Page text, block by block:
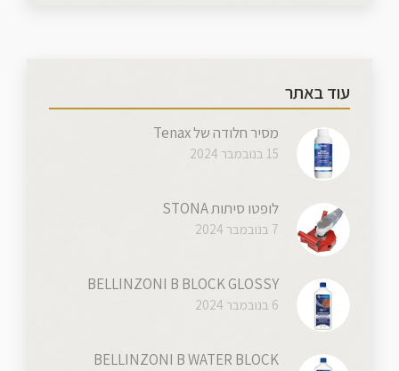
עוד באתר
מסיר חלודה של Tenax
15 בנובמבר 2024
לופטו סיתות STONA
7 בנובמבר 2024
BELLINZONI B BLOCK GLOSSY
6 בנובמבר 2024
BELLINZONI B WATER BLOCK